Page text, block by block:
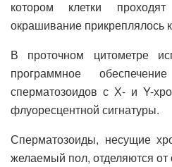
котором клетки
окрашивание
В проточном цитометре
программное
сперматозоидов с Х- и Y-
флуоресцентной сигнатуры.
Сперматозоиды, несущие
желаемый пол, отделяются от